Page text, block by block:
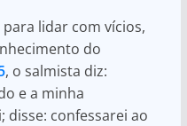
lidar com vícios,
do
, o salmista diz:
e a minha
disse: confessarei ao